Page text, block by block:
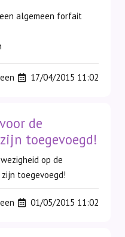
algemeen forfait
17/04/2015 11:02
de
toegevoegd!
op de
toegevoegd!
01/05/2015 11:02